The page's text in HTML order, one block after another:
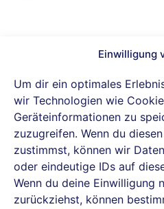
Einwilligung
Um dir ein optimales
wir Technologien wie
Geräteinformationen zu
zuzugreifen. Wenn du
zustimmst, können wir
oder eindeutige IDs auf
Wenn du deine Einwilligung
zurückziehst, können
IBH connect GmbH ist
Partner von Proxmox
Datenschutz
Cookie-Richtlinie (EU)